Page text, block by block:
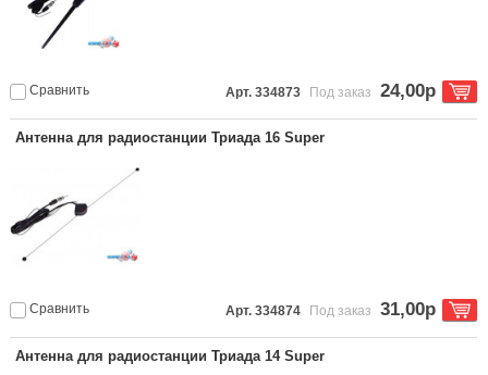
Сравнить Арт. 334873 Под заказ 24,00р
Антенна для радиостанции Триада 16 Super
Сравнить Арт. 334874 Под заказ 31,00р
Антенна для радиостанции Триада 14 Super